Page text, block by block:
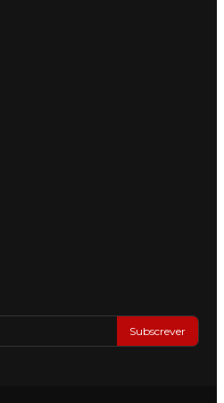
Subscrever